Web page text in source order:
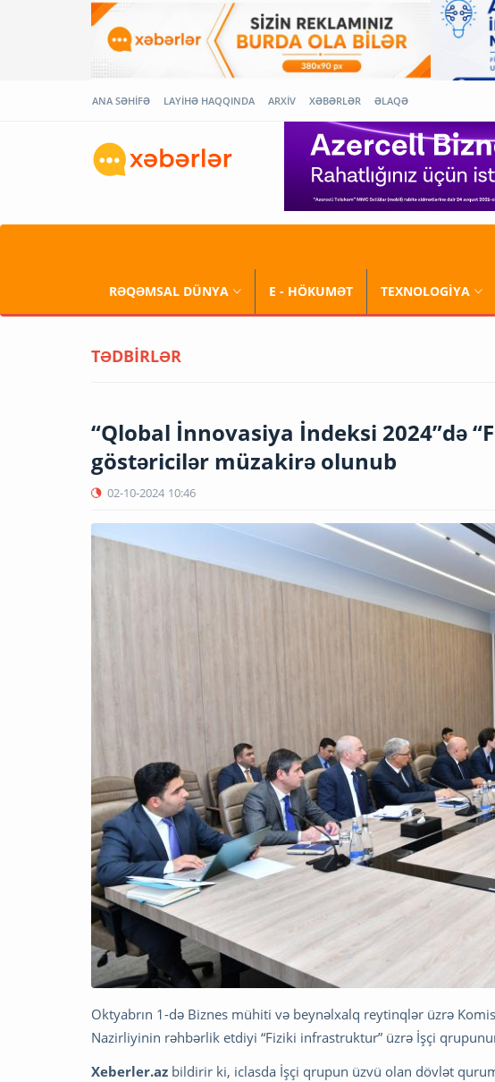
ANA SƏHİFƏ LAYİHƏ HAQQINDA ARXİV XƏBƏRLƏR ƏLAQƏ
RƏQƏMSAL DÜNYA E - HÖKUMƏT TEXNOLOGİYA
TƏDBİRLƏR
“Qlobal İnnovasiya İndeksi 2024”də
göstəricilər müzakirə olunub
02-10-2024 10:46
Oktyabrın 1-də Biznes mühiti və beynəlxalq reytinqlər üzrə
Nazirliyinin rəhbərlik etdiyi “Fiziki infrastruktur” üzrə İşçi
Xeberler.az bildirir ki, iclasda İşçi qrupun üzvü olan dövlət